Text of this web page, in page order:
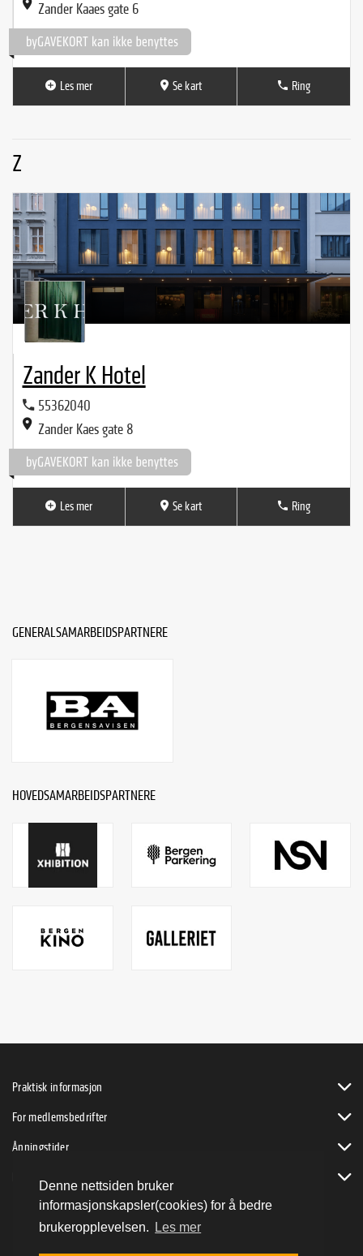
Denne nettsiden bruker
informasjonskapsler(cookies) for å bedre
brukeropplevelsen.
Les mer
Zander Kaaes gate 6
Les mer Se kart Ring
Z
Zander K Hotel
55362040
Zander Kaes gate 8
Les mer Se kart Ring
GENERALSAMARBEIDSPARTNERE
HOVEDSAMARBEIDSPARTNERE
Praktisk informasjon
For medlemsbedrifter
Åpningstider
Bli byVENN